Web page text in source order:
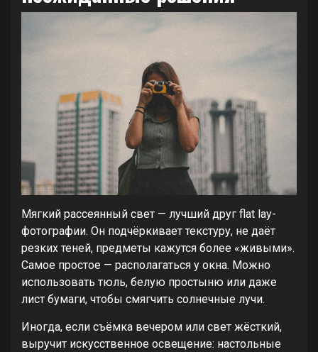
Мягкий рассеянный свет — лучший друг flat lay-
фотографии. Он подчёркивает текстуру, не даёт
резких теней, предметы кажутся более «живыми».
Самое простое — располагаться у окна. Можно
использовать тюль, белую простыню или даже
лист бумаги, чтобы смягчить солнечные лучи.
Иногда, если съёмка вечером или свет жёсткий,
выручит искусственное освещение: настольные